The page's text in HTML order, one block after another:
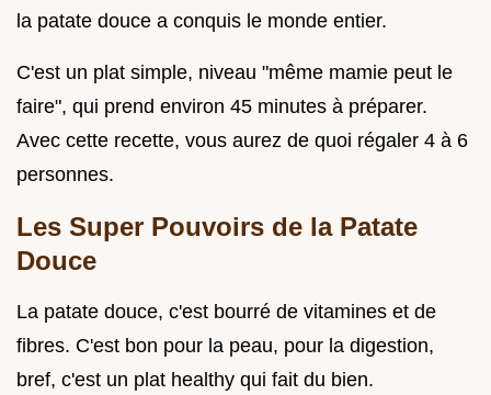
la patate douce a conquis le monde entier.
C'est un plat simple, niveau "même mamie peut le
faire", qui prend environ 45 minutes à préparer.
Avec cette recette, vous aurez de quoi régaler 4 à 6
personnes.
Les Super Pouvoirs de la Patate
Douce
La patate douce, c'est bourré de vitamines et de
fibres. C'est bon pour la peau, pour la digestion,
bref, c'est un plat healthy qui fait du bien.